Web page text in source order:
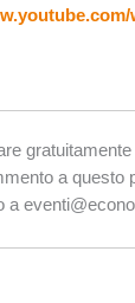
a questo
a